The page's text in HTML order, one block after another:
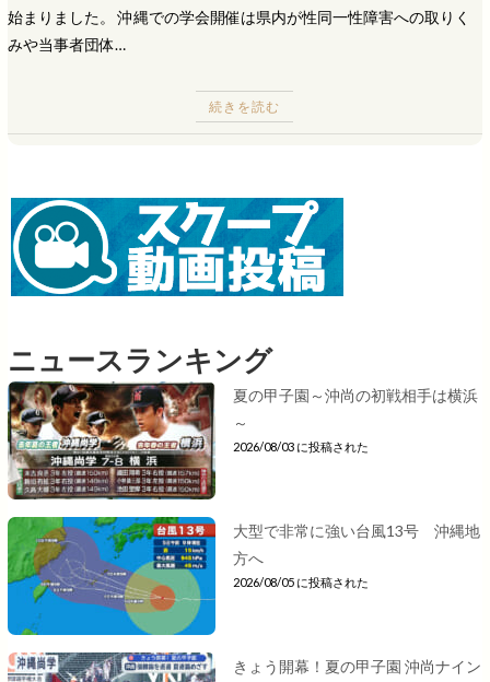
始まりました。 沖縄での学会開催は県内が性同一性障害への取りく
みや当事者団体…
続きを読む
ニュースランキング
夏の甲子園～沖尚の初戦相手は横浜
～
2026/08/03 に投稿された
大型で非常に強い台風13号 沖縄地
方へ
2026/08/05 に投稿された
きょう開幕！夏の甲子園 沖尚ナイン